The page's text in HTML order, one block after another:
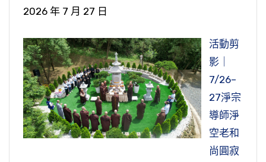
2026 年 7 月 27 日
活動剪
影｜
7/26–
27淨宗
導師淨
空老和
尚圓寂